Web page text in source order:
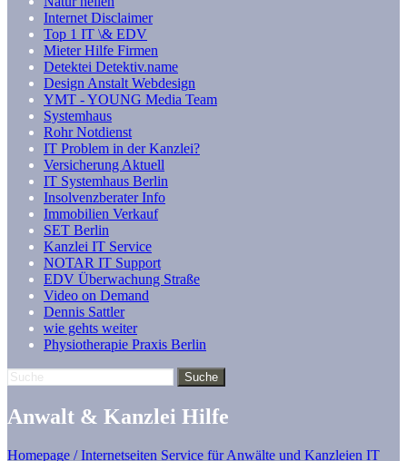
Internet Disclaimer
Top 1 IT \& EDV
Mieter Hilfe Firmen
Detektei Detektiv.name
Design Anstalt Webdesign
YMT - YOUNG Media Team
Systemhaus
Rohr Notdienst
IT Problem in der Kanzlei?
Versicherung Aktuell
IT Systemhaus Berlin
Insolvenzberater Info
Immobilien Verkauf
SET Berlin
Kanzlei IT Service
NOTAR IT Support
EDV Überwachung Straße
Video on Demand
Dennis Sattler
wie gehts weiter
Physiotherapie Praxis Berlin
Anwalt & Kanzlei Hilfe
Homepage / Internetseiten Service für Anwälte und Kanzleien IT